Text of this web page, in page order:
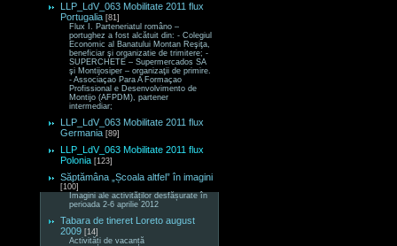
LLP_LdV_063 Mobilitate 2011 flux
Portugalia [81]
Flux I. Parteneriatul româno –
portughez a fost alcătuit din: - Colegiul
Economic al Banatului Montan Reşiţa,
beneficiar şi organizatie de trimitere; -
SUPERCHETE – Supermercados SA
şi Montijosiper – organizaţii de primire.
- Associaçao Para A Formaçao
Profissional e Desenvolvimento de
Montijo (AFPDM), partener
intermediar;
LLP_LdV_063 Mobilitate 2011 flux
Germania [89]
LLP_LdV_063 Mobilitate 2011 flux
Polonia [123]
Săptămâna „Școala altfel” în imagini
[100]
Imagini ale activităților desfășurate în
perioada 2-6 aprilie 2012
Tabara de tineret Loreto august
2009 [14]
Activități de vacanță